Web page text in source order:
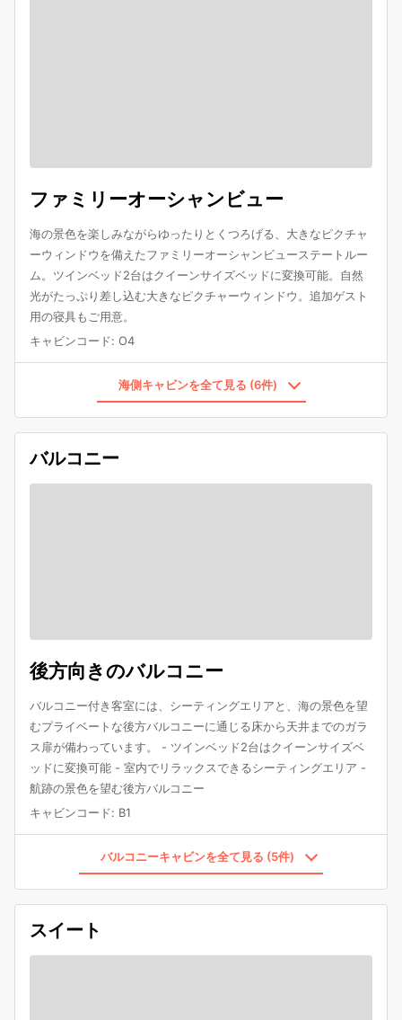
ファミリーオーシャンビュー
海の景色を楽しみながらゆったりとくつろげる、大きなピクチャ
ーウィンドウを備えたファミリーオーシャンビューステートルー
ム。ツインベッド2台はクイーンサイズベッドに変換可能。自然
光がたっぷり差し込む大きなピクチャーウィンドウ。追加ゲスト
用の寝具もご用意。
キャビンコード: O4
海側キャビンを全て見る (6件)
バルコニー
後方向きのバルコニー
バルコニー付き客室には、シーティングエリアと、海の景色を望
むプライベートな後方バルコニーに通じる床から天井までのガラ
ス扉が備わっています。 - ツインベッド2台はクイーンサイズベ
ッドに変換可能 - 室内でリラックスできるシーティングエリア -
航跡の景色を望む後方バルコニー
キャビンコード: B1
バルコニーキャビンを全て見る (5件)
スイート